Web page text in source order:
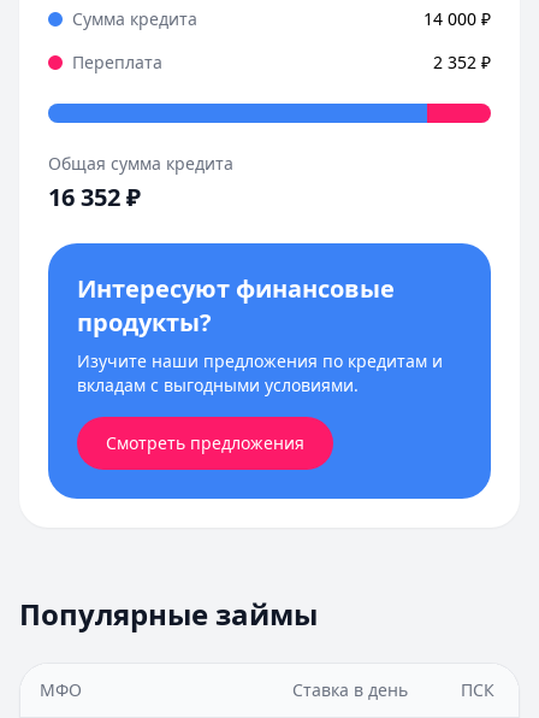
Сумма кредита 14 000 ₽
Переплата
2 352 ₽
Общая сумма кредита
16 352₽
Интересуют финансовые
продукты?
Изучите наши предложения по кредитам и
вкладам с выгодными условиями.
Смотреть предложения
Популярные займы
МФО Ставка в день ПСК